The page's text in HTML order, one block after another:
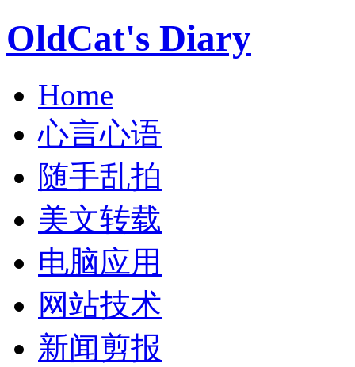
OldCat's Diary
Home
心言心语
随手乱拍
美文转载
电脑应用
网站技术
新闻剪报